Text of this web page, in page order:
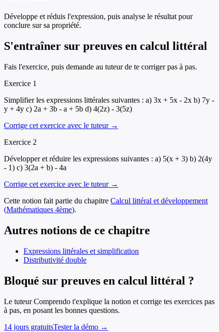
Développe et réduis l'expression, puis analyse le résultat pour
conclure sur sa propriété.
S'entraîner sur preuves en calcul littéral
Fais l'exercice, puis demande au tuteur de te corriger pas à pas.
Exercice 1
Simplifier les expressions littérales suivantes : a) 3x + 5x - 2x b) 7y -
y + 4y c) 2a + 3b - a + 5b d) 4(2z) - 3(5z)
Corrige cet exercice avec le tuteur →
Exercice 2
Développer et réduire les expressions suivantes : a) 5(x + 3) b) 2(4y
- 1) c) 3(2a + b) - 4a
Corrige cet exercice avec le tuteur →
Cette notion fait partie du chapitre Calcul littéral et développement
(Mathématiques 4ème).
Autres notions de ce chapitre
Expressions littérales et simplification
Distributivité double
Bloqué sur preuves en calcul littéral ?
Le tuteur Comprendo t'explique la notion et corrige tes exercices pas
à pas, en posant les bonnes questions.
14 jours gratuitsTester la démo →